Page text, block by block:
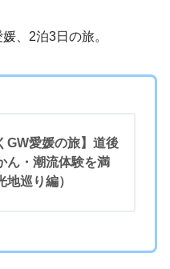
、2泊3日の旅。
GW愛媛の旅】道後
ん・潮流体験を満
地巡り編）